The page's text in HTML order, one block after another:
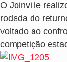
O Joinville
rodada do
voltado ao
competição